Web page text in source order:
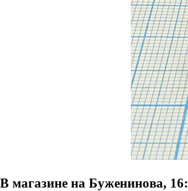
В магазине на Буженинова, 16: